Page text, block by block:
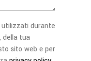
utilizzati durante
della tua
sito web e per